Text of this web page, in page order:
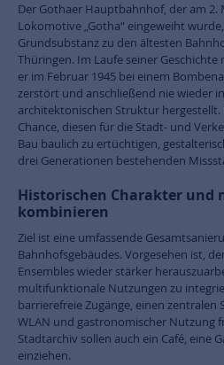
Der Gothaer Hauptbahnhof, der am 2.
Lokomotive „Gotha“ eingeweiht
Grundsubstanz zu den ältesten
Thüringen. Im Laufe seiner
er im Februar 1945 bei einem
zerstört und anschließend nie wieder
architektonischen Struktur hergestellt.
Chance, diesen für die Stadt- und
Bau baulich zu ertüchtigen,
drei Generationen bestehenden
Historischen Charakter und
kombinieren
Ziel ist eine umfassende
Bahnhofsgebäudes. Vorgesehen ist,
Ensembles wieder stärker
multifunktionale Nutzungen zu
barrierefreie Zugänge, einen zentralen
WLAN und gastronomischer Nutzung
Stadtarchiv sollen auch ein Café, eine
einziehen.